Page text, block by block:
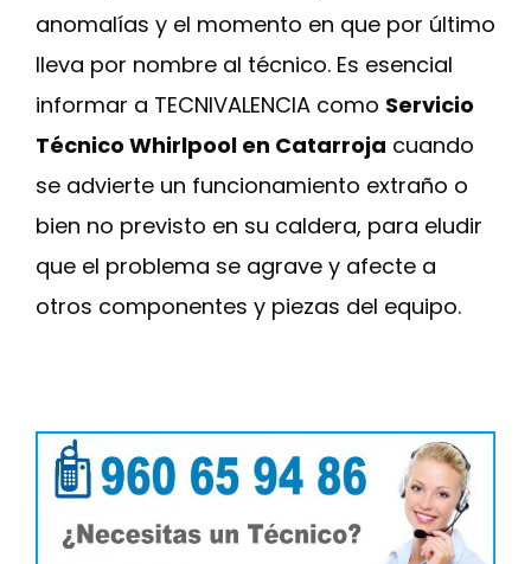
anomalías y el momento en que por último
lleva por nombre al técnico. Es esencial
informar a TECNIVALENCIA como Servicio
Técnico Whirlpool en Catarroja cuando
se advierte un funcionamiento extraño o
bien no previsto en su caldera, para eludir
que el problema se agrave y afecte a
otros componentes y piezas del equipo.